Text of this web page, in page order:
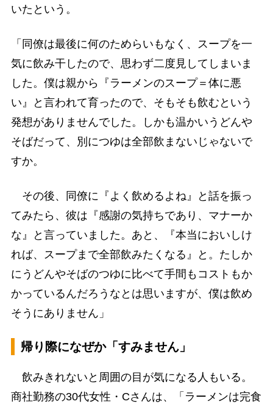
いたという。
「同僚は最後に何のためらいもなく、スープを一
気に飲み干したので、思わず二度見してしまいま
した。僕は親から『ラーメンのスープ＝体に悪
い』と言われて育ったので、そもそも飲むという
発想がありませんでした。しかも温かいうどんや
そばだって、別につゆは全部飲まないじゃないで
すか。
その後、同僚に『よく飲めるよね』と話を振っ
てみたら、彼は『感謝の気持ちであり、マナーか
な』と言っていました。あと、『本当においしけ
れば、スープまで全部飲みたくなる』と。たしか
にうどんやそばのつゆに比べて手間もコストもか
かっているんだろうなとは思いますが、僕は飲め
そうにありません」
帰り際になぜか「すみません」
飲みきれないと周囲の目が気になる人もいる。
商社勤務の30代女性・Cさんは、「ラーメンは完食